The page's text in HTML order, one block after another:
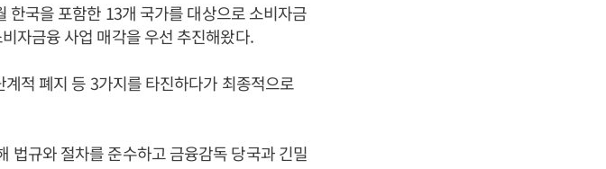
국을 포함한 13개 국가를 대상으로 소비자금
자금융 사업 매각을 우선 추진해왔다.
적 폐지 등 3가지를 타진하다가 최종적으로
법규와 절차를 준수하고 금융감독 당국과 긴밀